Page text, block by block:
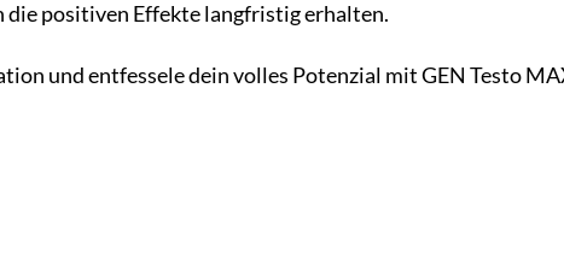
die positiven Effekte langfristig erhalten.
und entfessele dein volles Potenzial mit GEN Testo